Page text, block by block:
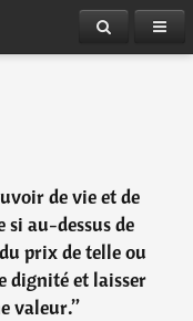
de vie et de
au-dessus de
prix de telle ou
dignité et laisser
valeur.”